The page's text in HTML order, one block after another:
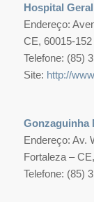
Hospital
Endereço:
CE, 60015-152
Telefone: (85)
Site: http://
Endereço: Av.
Fortaleza –
Telefone: (85)